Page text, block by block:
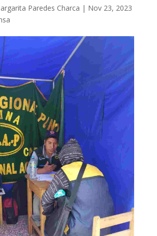
Paredes Charca | Nov 23, 2023